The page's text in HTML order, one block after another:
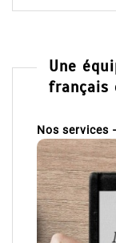
Une
français
Nos services